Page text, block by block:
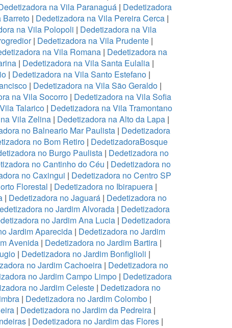
na Vila Paranaguá | Dedetizadora
Barreto | Dedetizadora na Vila Pereira Cerca |
na Vila Polopoli | Dedetizadora na Vila
| Dedetizadora na Vila Prudente|
na Vila Romana | Dedetizadora na
| Dedetizadora na Vila Santa Eulalia |
| Dedetizadora na Vila Santo Estefano |
| Dedetizadora na Vila São Geraldo |
na Vila Socorro | Dedetizadora na Vila Sofia
Talarico | Dedetizadora na Vila Tramontano
Vila Zelina| Dedetizadora na Alto da Lapa|
no Balneario Mar Paulista| Dedetizadora
no Bom Retiro| DedetizadoraBosque
no Burgo Paulista| Dedetizadora no
no Cantinho do Céu | Dedetizadora no
no Caxingui | Dedetizadora no Centro SP
Florestal | Dedetizadora no Ibirapuera|
| Dedetizadora no Jaguará | Dedetizadora no
no Jardim Alvorada | Dedetizadora
no Jardim Ana Lucia | Dedetizadora
Jardim Aparecida | Dedetizadora no Jardim
Avenida| Dedetizadora no Jardim Bartira|
| Dedetizadora no Jardim Bonfiglioli |
no Jardim Cachoeira| Dedetizadora no
no Jardim Campo Limpo | Dedetizadora
no Jardim Celeste| Dedetizadora no
| Dedetizadora no Jardim Colombo|
| Dedetizadora no Jardim da Pedreira|
| Dedetizadora no Jardim das Flores |